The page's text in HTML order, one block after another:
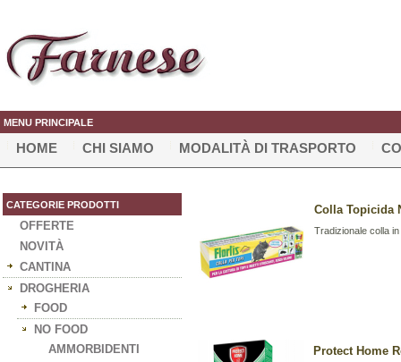
MENU PRINCIPALE
HOME CHI SIAMO MODALITÀ DI TRASPORTO
CATEGORIE PRODOTTI
OFFERTE
NOVITÀ
CANTINA
DROGHERIA
FOOD
NO FOOD
AMMORBIDENTI
Colla Topicida
Tradizionale colla
Protect Home